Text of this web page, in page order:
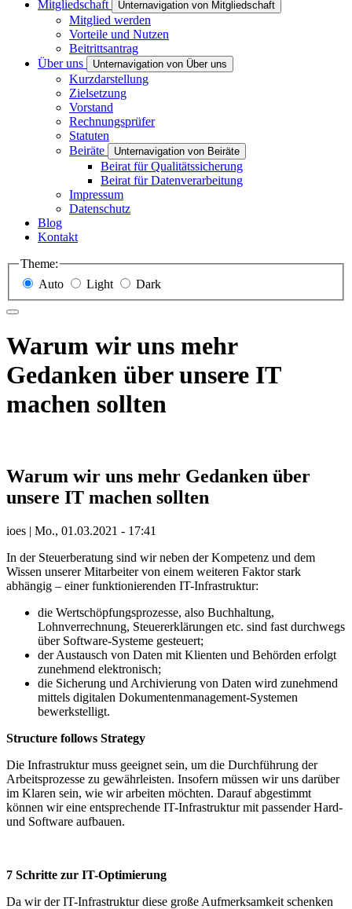
Mitgliedschaft
Unternavigation von Mitgliedschaft
Mitglied werden
Vorteile und Nutzen
Beitrittsantrag
Über uns
Unternavigation von Über uns
Kurzdarstellung
Zielsetzung
Vorstand
Rechnungsprüfer
Statuten
Beiräte
Unternavigation von Beiräte
Beirat für Qualitätssicherung
Beirat für Datenverarbeitung
Impressum
Datenschutz
Blog
Kontakt
Theme:
Auto
Light Dark
Warum wir uns mehr
Gedanken über unsere IT
machen sollten
Warum wir uns mehr Gedanken über
unsere IT machen sollten
ioes | Mo., 01.03.2021 - 17:41
In der Steuerberatung sind wir neben der Kompetenz und dem
Wissen unserer Mitarbeiter von einem weiteren Faktor stark
abhängig – einer funktionierenden IT-Infrastruktur:
die Wertschöpfungsprozesse, also Buchhaltung,
Lohnverrechnung, Steuererklärungen etc. sind fast durchwegs
über Software-Systeme gesteuert;
der Austausch von Daten mit Klienten und Behörden erfolgt
zunehmend elektronisch;
die Sicherung und Archivierung von Daten wird zunehmend
mittels digitalen Dokumentenmanagement-Systemen
bewerkstelligt.
Structure follows Strategy
Die Infrastruktur muss geeignet sein, um die Durchführung der
Arbeitsprozesse zu gewährleisten. Insofern müssen wir uns darüber
im Klaren sein, wie wir arbeiten möchten. Darauf abgestimmt
können wir eine entsprechende IT-Infrastruktur mit passender Hard-
und Software aufbauen.
7 Schritte zur IT-Optimierung
Da wir der IT-Infrastruktur diese große Aufmerksamkeit schenken